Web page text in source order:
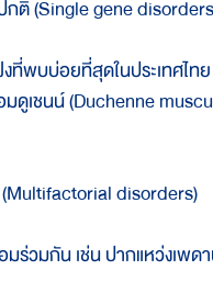
ติ (Single gene
พบบ่อยที่สุดในประเทศไท
ดูเชนน์ (Duchenne
disorders)
มกัน เช่น ปากแหว่งเพดา